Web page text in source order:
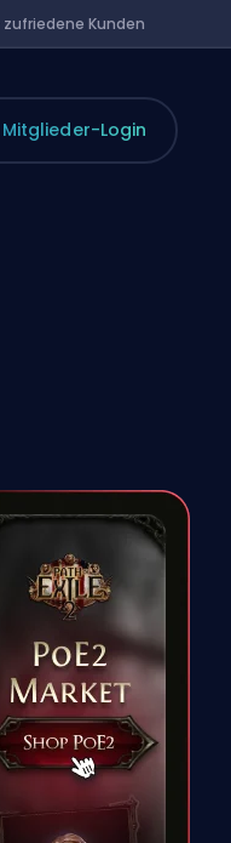
zufriedene Kunden
Mitglieder-Login